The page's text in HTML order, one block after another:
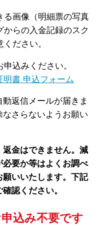
る画像（明細票の写真
らの入金記録のスク
ださい。
込みください。
書 申込フォーム
返信メールが届きま
さらないようお願い
金はできません。減
要か等はよくお調べ
いいたします。下記
認ください。
込み不要です